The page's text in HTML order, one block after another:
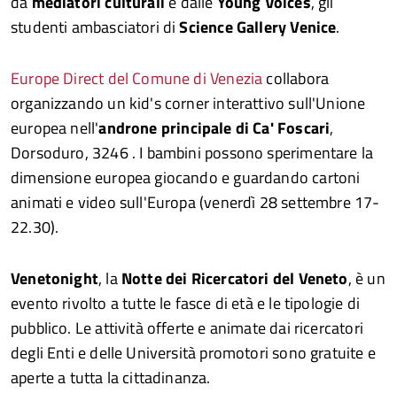
studenti ambasciatori diScience Gallery Venice.
Europe Direct del Comune di Veneziacollabora
organizzando un kid's corner interattivo sull'Unione
europea nell'androne principale di Ca' Foscari,
Dorsoduro, 3246 . I bambini possono sperimentare la
dimensione europea giocando e guardando cartoni
animati e video sull'Europa (venerdì 28 settembre 17-
22.30).
Venetonight, laNotte dei Ricercatori del Veneto, è un
evento rivolto a tutte le fasce di età e le tipologie di
pubblico. Le attività offerte e animate dai ricercatori
degli Enti e delle Università promotori sono gratuite e
aperte a tutta la cittadinanza.